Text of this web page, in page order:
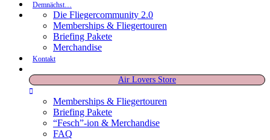
Demnächst…
Die Fliegercommunity 2.0
Memberships & Fliegertouren
Briefing Pakete
Merchandise
Kontakt
Air Lovers Store
Memberships & Fliegertouren
Briefing Pakete
“Fesch”-ion & Merchandise
FAQ